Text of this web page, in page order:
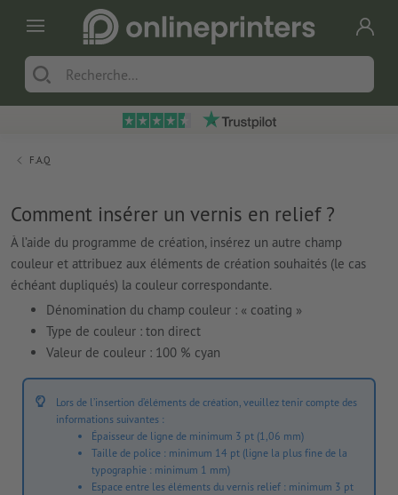
F.A.Q
Comment insérer un vernis en relief ?
À l’aide du programme de création, insérez un autre champ
couleur et attribuez aux éléments de création souhaités (le cas
échéant dupliqués) la couleur correspondante.
Dénomination du champ couleur : « coating »
Type de couleur : ton direct
Valeur de couleur : 100 % cyan
Lors de l’insertion d’éléments de création, veuillez tenir compte des
informations suivantes :
Épaisseur de ligne de minimum 3 pt (1,06 mm)
Taille de police : minimum 14 pt (ligne la plus fine de la
typographie : minimum 1 mm)
Espace entre les éléments du vernis relief : minimum 3 pt